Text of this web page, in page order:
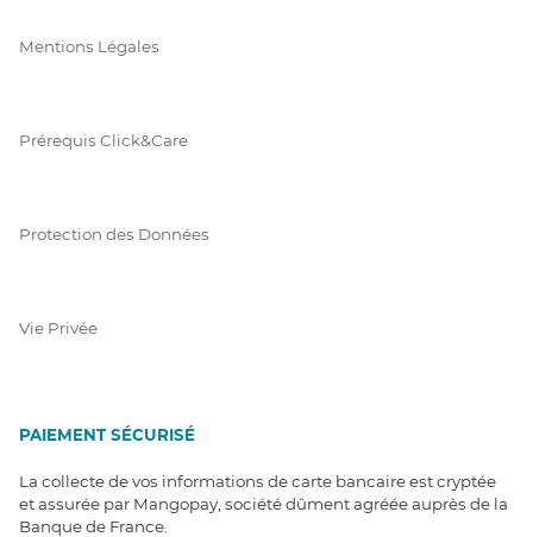
Mentions Légales
Prérequis Click&Care
Protection des Données
Vie Privée
PAIEMENT SÉCURISÉ
La collecte de vos informations de carte bancaire est cryptée
et assurée par Mangopay, société dûment agréée auprès de la
Banque de France.